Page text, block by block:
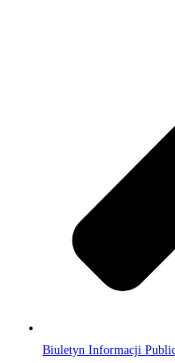
Biuletyn Informacji